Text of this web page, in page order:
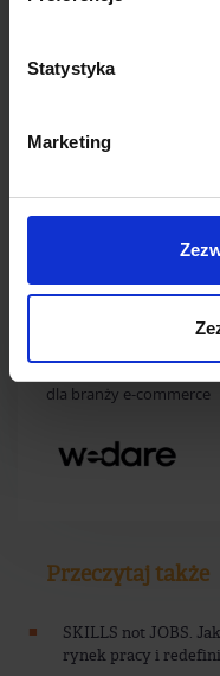
Statystyka
Marketing
firmy.
Efektywna
dla branży e-commerce
Przeczytaj także
SKILLS not JOBS.
rynek pracy i